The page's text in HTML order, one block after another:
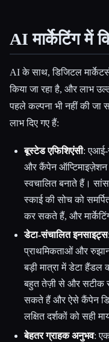
AI मार्केटिंग में
AI के साथ, डिजिटल
किया जा रहा है, और लाभ
पहले कल्पना भी नहीं की
लाभ दिए गए हैं:
बूस्टेड एफिशिएंसी: एआई-
और कैंपेन ऑप्टिमाइज़ेशन
स्वचालित बनाते हैं।
स्काई की सोच को
कर सकते हैं, और
डेटा-संचालित इनसाइट्स
प्राथमिकताओं और
बड़ी मात्रा में डेटा
बहुत तेज़ी से और सटीक
सकते हैं और ऐसे कैंपेन
लक्षित दर्शकों को सही
बेहतर ग्राहक अनुभव: